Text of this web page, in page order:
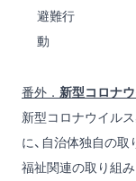
避難行
動
番外． 新型コロナウ
新型コロナウイル
に、自治体独自の
福祉関連の取り組